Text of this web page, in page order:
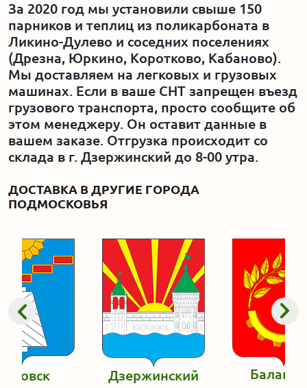
За 2020 год мы установили свыше 150
парников и теплиц из поликарбоната в
Ликино-Дулево и соседних поселениях
(Дрезна, Юркино, Коротково, Кабаново).
Мы доставляем на легковых и грузовых
машинах. Если в ваше СНТ запрещен въезд
грузового транспорта, просто сообщите об
этом менеджеру. Он оставит данные в
вашем заказе. Отгрузка происходит со
склада в г. Дзержинский до 8-00 утра.
ДОСТАВКА В ДРУГИЕ ГОРОДА
ПОДМОСКОВЬЯ
Дзержинский